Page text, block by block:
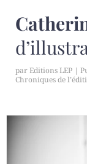
parEditions LEP |
Chroniques de